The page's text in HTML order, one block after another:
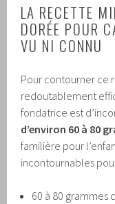
LA RECETTE
DORÉE POUR
VU NI CONNU
Pour contourner ce
redoutablement
fondatrice est
d’environ 60 à 80
familière pour
incontournables
60 à 80 grammes